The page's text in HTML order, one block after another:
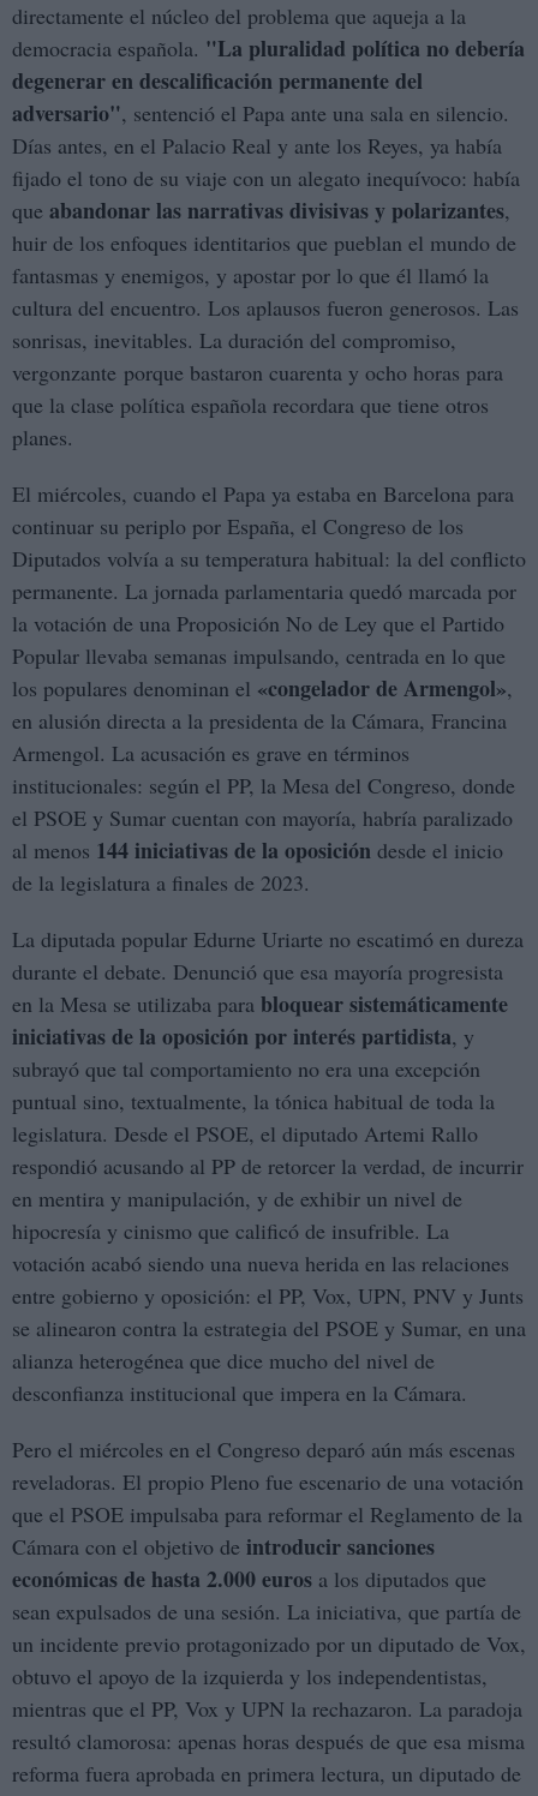
directamente el núcleo del problema que aqueja a la
democracia española. "La pluralidad política no debería
degenerar en descalificación permanente del
adversario", sentenció el Papa ante una sala en silencio.
Días antes, en el Palacio Real y ante los Reyes, ya había
fijado el tono de su viaje con un alegato inequívoco: había
que abandonar las narrativas divisivas y polarizantes,
huir de los enfoques identitarios que pueblan el mundo de
fantasmas y enemigos, y apostar por lo que él llamó la
cultura del encuentro. Los aplausos fueron generosos. Las
sonrisas, inevitables. La duración del compromiso,
vergonzante porque bastaron cuarenta y ocho horas para
que la clase política española recordara que tiene otros
planes.
El miércoles, cuando el Papa ya estaba en Barcelona para
continuar su periplo por España, el Congreso de los
Diputados volvía a su temperatura habitual: la del conflicto
permanente. La jornada parlamentaria quedó marcada por
la votación de una Proposición No de Ley que el Partido
Popular llevaba semanas impulsando, centrada en lo que
los populares denominan el «congelador de Armengol»,
en alusión directa a la presidenta de la Cámara, Francina
Armengol. La acusación es grave en términos
institucionales: según el PP, la Mesa del Congreso, donde
el PSOE y Sumar cuentan con mayoría, habría paralizado
al menos 144 iniciativas de la oposición desde el inicio
de la legislatura a finales de 2023.
La diputada popular Edurne Uriarte no escatimó en dureza
durante el debate. Denunció que esa mayoría progresista
en la Mesa se utilizaba para bloquear sistemáticamente
iniciativas de la oposición por interés partidista, y
subrayó que tal comportamiento no era una excepción
puntual sino, textualmente, la tónica habitual de toda la
legislatura. Desde el PSOE, el diputado Artemi Rallo
respondió acusando al PP de retorcer la verdad, de incurrir
en mentira y manipulación, y de exhibir un nivel de
hipocresía y cinismo que calificó de insufrible. La
votación acabó siendo una nueva herida en las relaciones
entre gobierno y oposición: el PP, Vox, UPN, PNV y Junts
se alinearon contra la estrategia del PSOE y Sumar, en una
alianza heterogénea que dice mucho del nivel de
desconfianza institucional que impera en la Cámara.
Pero el miércoles en el Congreso deparó aún más escenas
reveladoras. El propio Pleno fue escenario de una votación
que el PSOE impulsaba para reformar el Reglamento de la
Cámara con el objetivo de introducir sanciones
económicas de hasta 2.000 euros a los diputados que
sean expulsados de una sesión. La iniciativa, que partía de
un incidente previo protagonizado por un diputado de Vox,
obtuvo el apoyo de la izquierda y los independentistas,
mientras que el PP, Vox y UPN la rechazaron. La paradoja
resultó clamorosa: apenas horas después de que esa misma
reforma fuera aprobada en primera lectura, un diputado de